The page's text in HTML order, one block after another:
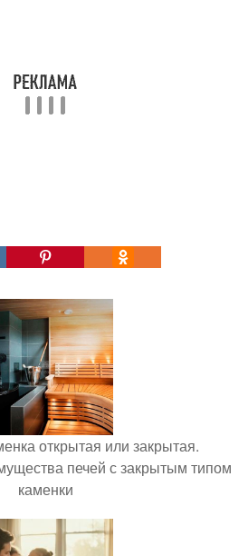
открытая или закрытая.
печей с закрытым типом
каменки